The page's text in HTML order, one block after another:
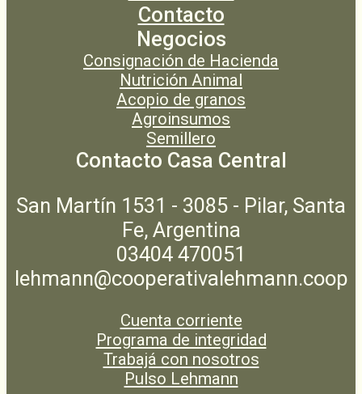
Contacto
Negocios
Consignación de Hacienda
Nutrición Animal
Acopio de granos
Agroinsumos
Semillero
Contacto Casa Central
San Martín 1531 - 3085 - Pilar, Santa
Fe, Argentina
03404 470051
lehmann@cooperativalehmann.coop
Cuenta corriente
Programa de integridad
Trabajá con nosotros
Pulso Lehmann